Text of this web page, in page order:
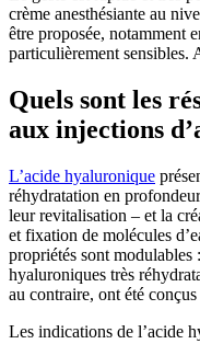
crème anesthésiante au
être proposée, notamment
particulièrement sensibles.
Quels sont les
aux injections
L’acide hyaluronique
réhydratation en
leur revitalisation – et la
et fixation de molécules
propriétés sont modulables
hyaluroniques très
au contraire, ont été
Les indications de l’acide